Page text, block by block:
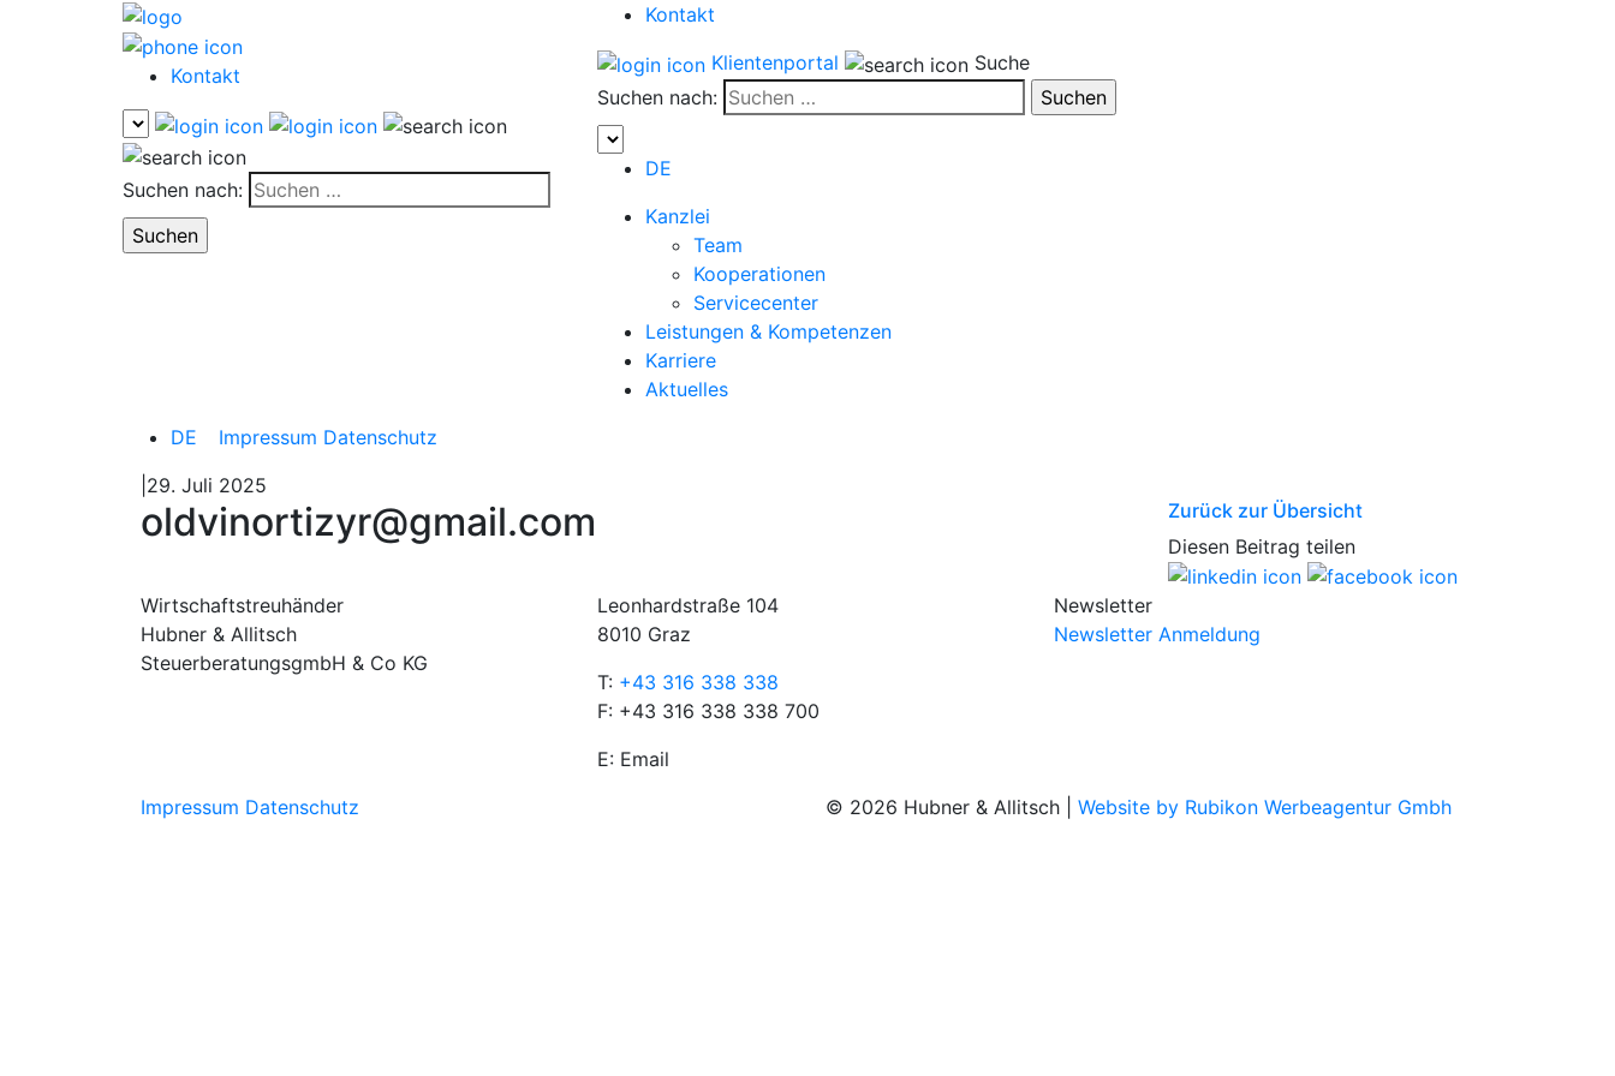
Kontakt
Suchen nach:
Kontakt
Klientenportal
Suche
Suchen nach:
DE
Kanzlei
Team
Kooperationen
Servicecenter
Leistungen & Kompetenzen
Karriere
Aktuelles
DE
Impressum Datenschutz
|29. Juli 2025
oldvinortizyr@gmail.com
Zurück zur Übersicht
Diesen Beitrag teilen
Wirtschaftstreuhänder
Hubner & Allitsch
SteuerberatungsgmbH & Co KG
Leonhardstraße 104
8010 Graz
T: +43 316 338 338
F: +43 316 338 338 700
E: Email
Newsletter
Newsletter Anmeldung
Impressum Datenschutz © 2026 Hubner & Allitsch | Website by Rubikon Werbeagentur Gmbh